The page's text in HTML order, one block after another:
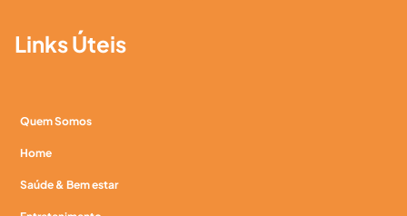
Links Úteis
Quem Somos
Home
Saúde & Bem estar